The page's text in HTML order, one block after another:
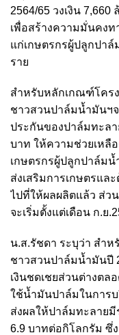
2564/65 วงเงิน
เพื่อสร้างความมั่นคงท
แก่เกษตรกรผู้ปลูกปา
ราย
สำหรับหลักเกณฑ์โคร
ชาวสวนปาล์มน้ำมันฯ
ประกันของปาล์มทะล
บาท ให้ความช่วยเหลือ
เกษตรกรผู้ปลูกปาล์ม
ส่งเสริมการเกษตรแ
ไปที่ให้ผลผลิตแล้ว ส่วน
จะเริ่มตั้งแต่เดือน ก.ย
น.ส.รัชดา ระบุว่า สำห
ชาวสวนปาล์มน้ำมันปี
เงินชดเชยส่วนต่างตล
ใช้น้ำมันปาล์มในการ
ส่งผลให้ปาล์มทะลาย
6.9 บาทต่อกิโลกรัม ซึ่